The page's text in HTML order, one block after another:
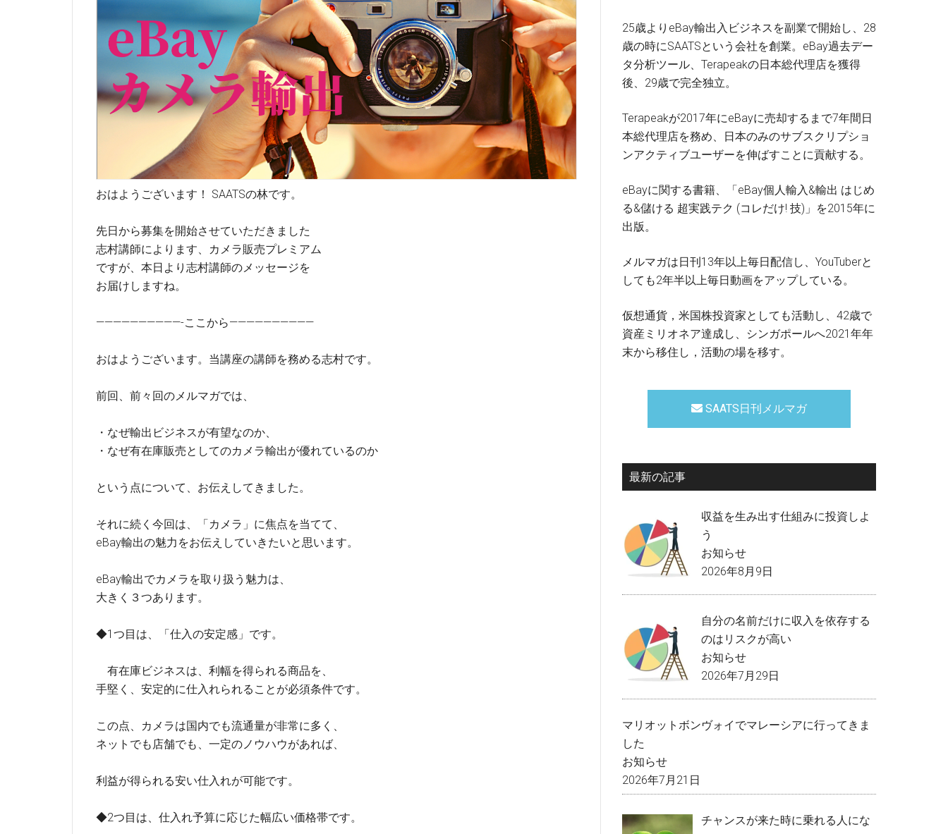
おはようございます！ SAATSの林です。
先日から募集を開始させていただきました
志村講師によります、カメラ販売プレミアム
ですが、本日より志村講師のメッセージを
お届けしますね。
——————————-ここから——————————
おはようございます。当講座の講師を務める志村です。
前回、前々回のメルマガでは、
・なぜ輸出ビジネスが有望なのか、
・なぜ有在庫販売としてのカメラ輸出が優れているのか
という点について、お伝えしてきました。
それに続く今回は、「カメラ」に焦点を当てて、
eBay輸出の魅力をお伝えしていきたいと思います。
eBay輸出でカメラを取り扱う魅力は、
大きく３つあります。
◆1つ目は、「仕入の安定感」です。
有在庫ビジネスは、利幅を得られる商品を、
手堅く、安定的に仕入れられることが必須条件です。
この点、カメラは国内でも流通量が非常に多く、
ネットでも店舗でも、一定のノウハウがあれば、
利益が得られる安い仕入れが可能です。
◆2つ目は、仕入れ予算に応じた幅広い価格帯です。
25歳よりeBay輸出入ビジネスを副業で開始し、28
歳の時にSAATSという会社を創業。eBay過去デー
タ分析ツール、Terapeakの日本総代理店を獲得
後、29歳で完全独立。
Terapeakが2017年にeBayに売却するまで7年間日
本総代理店を務め、日本のみのサブスクリプショ
ンアクティブユーザーを伸ばすことに貢献する。
eBayに関する書籍、「eBay個人輸入&輸出 はじめ
る&儲ける 超実践テク (コレだけ! 技)」を2015年に
出版。
メルマガは日刊13年以上毎日配信し、YouTuberと
しても2年半以上毎日動画をアップしている。
仮想通貨，米国株投資家としても活動し、42歳で
資産ミリオネア達成し、シンガポールへ2021年年
末から移住し，活動の場を移す。
SAATS日刊メルマガ
最新の記事
収益を生み出す仕組みに投資しよ
う
お知らせ
2026年8月9日
自分の名前だけに収入を依存する
のはリスクが高い
お知らせ
2026年7月29日
マリオットボンヴォイでマレーシアに行ってきま
した
お知らせ
2026年7月21日
チャンスが来た時に乗れる人にな